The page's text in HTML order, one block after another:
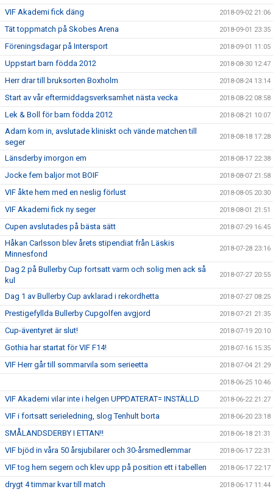
VIF Akademi fick däng 2018-09-02 21:06
Tät toppmatch på Skobes Arena 2018-09-01 23:35
Föreningsdagar på Intersport 2018-09-01 11:05
Uppstart barn födda 2012 2018-08-30 12:47
Herr drar till bruksorten Boxholm 2018-08-24 13:14
Start av vår eftermiddagsverksamhet nästa vecka 2018-08-22 08:58
Lek & Boll för barn födda 2012 2018-08-21 10:07
Adam kom in, avslutade kliniskt och vände matchen till
seger
2018-08-18 17:28
Länsderby imorgon em 2018-08-17 22:38
Jocke fem baljor mot BOIF 2018-08-07 21:58
VIF åkte hem med en neslig förlust 2018-08-05 20:30
VIF Akademi fick ny seger 2018-08-01 21:51
Cupen avslutades på bästa sätt 2018-07-29 16:45
Håkan Carlsson blev årets stipendiat från Läskis
Minnesfond
2018-07-28 23:16
Dag 2 på Bullerby Cup fortsatt varm och solig men ack så
kul
2018-07-27 20:55
Dag 1 av Bullerby Cup avklarad i rekordhetta 2018-07-27 08:25
Prestigefyllda Bullerby Cupgolfen avgjord 2018-07-21 21:35
Cup-äventyret är slut! 2018-07-19 20:10
Gothia har startat för VIF F14! 2018-07-16 15:35
VIF Herr går till sommarvila som serieetta 2018-07-04 21:29
2018-06-25 10:46
VIF Akademi vilar inte i helgen UPPDATERAT= INSTÄLLD 2018-06-22 21:27
VIF i fortsatt serieledning, slog Tenhult borta 2018-06-20 23:18
SMÅLANDSDERBY I ETTAN!! 2018-06-18 21:31
VIF bjöd in våra 50 årsjubilarer och 30-årsmedlemmar 2018-06-17 22:31
VIF tog hem segern och klev upp på position ett i tabellen 2018-06-17 22:17
drygt 4 timmar kvar till match 2018-06-17 11:44